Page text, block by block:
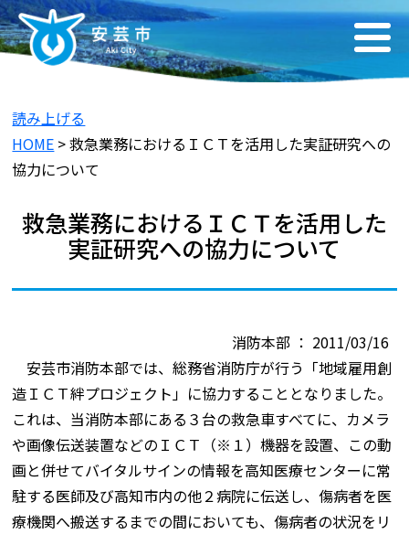
読み上げる
HOME > 救急業務におけるＩＣＴを活用した実証研究への
協力について
救急業務におけるＩＣＴを活用した
実証研究への協力について
消防本部 ： 2011/03/16
安芸市消防本部では、総務省消防庁が行う「地域雇用創
造ＩＣＴ絆プロジェクト」に協力することとなりました。
これは、当消防本部にある３台の救急車すべてに、カメラ
や画像伝送装置などのＩＣＴ（※１）機器を設置、この動
画と併せてバイタルサインの情報を高知医療センターに常
駐する医師及び高知市内の他２病院に伝送し、傷病者を医
療機関へ搬送するまでの間においても、傷病者の状況をリ